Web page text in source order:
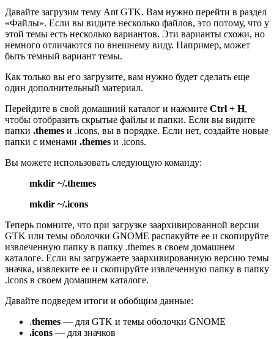
Давайте загрузим тему Ant GTK. Вам нужно перейти в раздел
«Файлы». Если вы видите несколько файлов, это потому, что у
этой темы есть несколько вариантов. Эти варианты схожи, но
немного отличаются по внешнему виду. Например, может
быть темный вариант темы.
Как только вы его загрузите, вам нужно будет сделать еще
один дополнительный материал.
Перейдите в свой домашний каталог и нажмите Ctrl + H,
чтобы отобразить скрытые файлы и папки. Если вы видите
папки .themes и .icons, вы в порядке. Если нет, создайте новые
папки с именами .themes и .icons.
Вы можете использовать следующую команду:
mkdir ~/.themes
mkdir ~/.icons
Теперь помните, что при загрузке заархивированной версии
GTK или темы оболочки GNOME распакуйте ее и скопируйте
извлеченную папку в папку .themes в своем домашнем
каталоге. Если вы загружаете заархивированную версию темы
значка, извлеките ее и скопируйте извлеченную папку в папку
.icons в своем домашнем каталоге.
Давайте подведем итоги и обобщим данные:
.themes — для GTK и темы оболочки GNOME
.icons — для значков